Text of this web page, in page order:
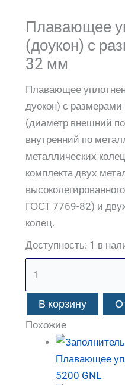
Плавающее
(доукон) с
32 мм
Плавающее
дуокон) с
(диаметр внешний
внутренний по
металлических
комплекта двух
ГОСТ 7769-82) и
колец.
Доступность: 1 в
В корзину
Похожие
Плавающее
5200 GNL